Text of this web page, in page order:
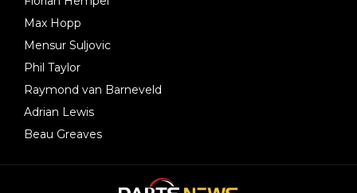
Max Hopp
Mensur Suljovic
Phil Taylor
Raymond van Barneveld
Adrian Lewis
Beau Greaves